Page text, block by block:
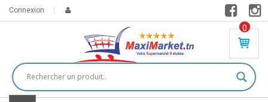
Connexion
0
PR
DU
IT(
S)